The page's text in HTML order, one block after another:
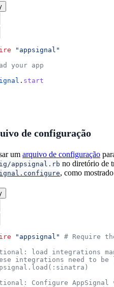
"appsignal"
your app
. start
de configuração
um arquivo de configuração
appsignal.rb no diretório de
, como
"appsignal"
# Require
load integrations
integrations need to
Configure